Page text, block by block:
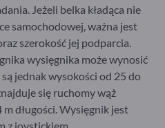
Jeżeli belka kładąca nie
samochodowej, ważna jest
szerokość jej podparcia.
wysięgnika może wynosić
jednak wysokości od 25 do
się ruchomy wąż
długości. Wysięgnik jest